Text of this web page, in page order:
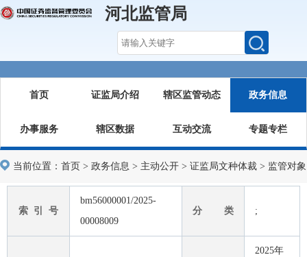
河北监管局
首页 证监局介绍 辖区监管动态 政务信息
办事服务 辖区数据 互动交流 专题专栏
当前位置： 首页 > 政务信息 > 主动公开 > 证监局文种体裁 > 监管对象
索 引 号
bm56000001/2025-
00008009
分 类 ;
2025年